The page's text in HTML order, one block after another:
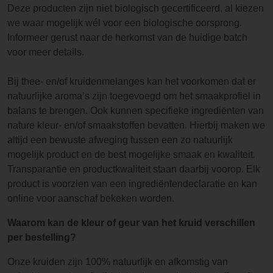
Deze producten zijn niet biologisch gecertificeerd, al kiezen
we waar mogelijk wél voor een biologische oorsprong.
Informeer gerust naar de herkomst van de huidige batch
voor meer details.
Bij thee- en/of kruidenmelanges kan het voorkomen dat er
natuurlijke aroma’s zijn toegevoegd om het smaakprofiel in
balans te brengen. Ook kunnen specifieke ingrediënten van
nature kleur- en/of smaakstoffen bevatten. Hierbij maken we
altijd een bewuste afweging tussen een zo natuurlijk
mogelijk product en de best mogelijke smaak en kwaliteit.
Transparantie en productkwaliteit staan daarbij voorop. Elk
product is voorzien van een ingrediëntendeclaratie en kan
online voor aanschaf bekeken worden.
Waarom kan de kleur of geur van het kruid verschillen
per bestelling?
Onze kruiden zijn 100% natuurlijk en afkomstig van